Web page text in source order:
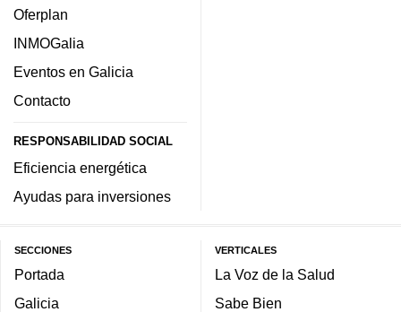
Oferplan
INMOGalia
Eventos en Galicia
Contacto
RESPONSABILIDAD SOCIAL
Eficiencia energética
Ayudas para inversiones
SECCIONES
Portada
Galicia
VERTICALES
La Voz de la Salud
Sabe Bien